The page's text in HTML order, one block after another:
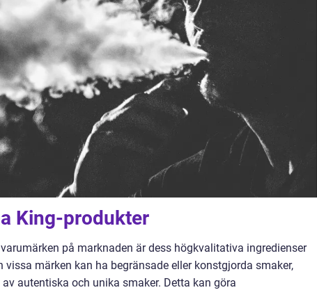
King-produkter
på marknaden är dess högkvalitativa ingredienser
märken kan ha begränsade eller konstgjorda smaker,
autentiska och unika smaker. Detta kan göra